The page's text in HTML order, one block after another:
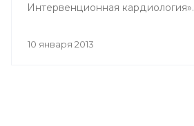
Интервенционная кардиология».
10 января 2013